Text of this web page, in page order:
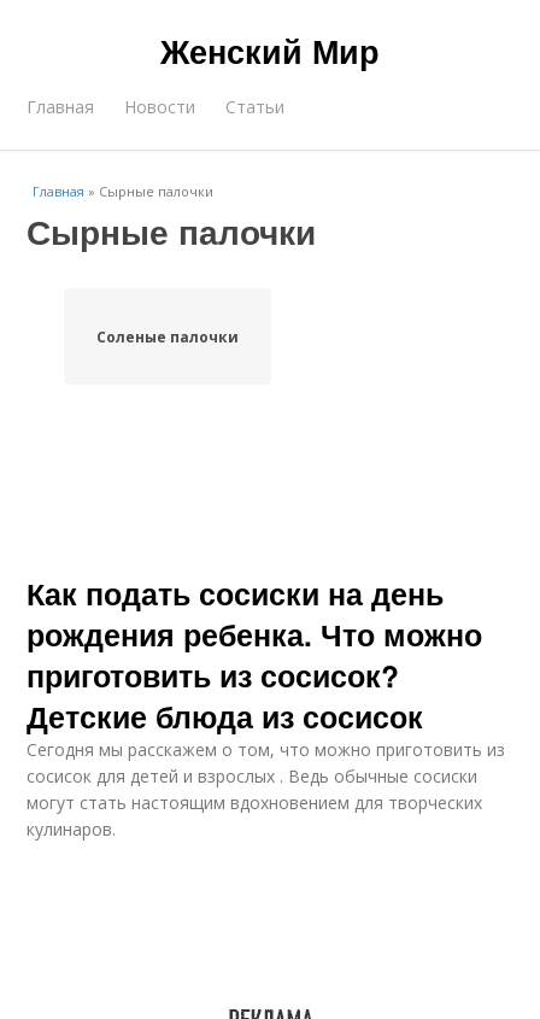
Женский Мир
Главная Новости Статьи
Главная » Сырные палочки
Сырные палочки
Соленые палочки
Как подать сосиски на день
рождения ребенка. Что можно
приготовить из сосисок?
Детские блюда из сосисок
Сегодня мы расскажем о том, что можно приготовить из
сосисок для детей и взрослых . Ведь обычные сосиски
могут стать настоящим вдохновением для творческих
кулинаров.